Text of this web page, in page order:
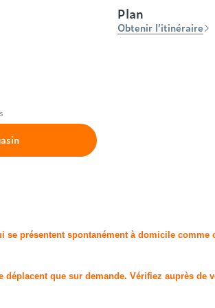
Simmons
Styldecor
Entre 1000 et 1500€
+ de 1000€
Plan
Obtenir l’itinéraire
se présentent spontanément à domicile comme
déplacent que sur demande. Vérifiez auprès de